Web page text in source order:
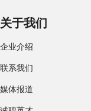
关于我们
企业介绍
联系我们
媒体报道